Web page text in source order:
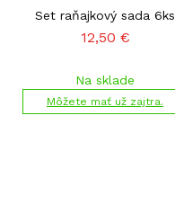
Set raňajkový sada 6ks
12,50 €
Na sklade
Môžete mať už zajtra.